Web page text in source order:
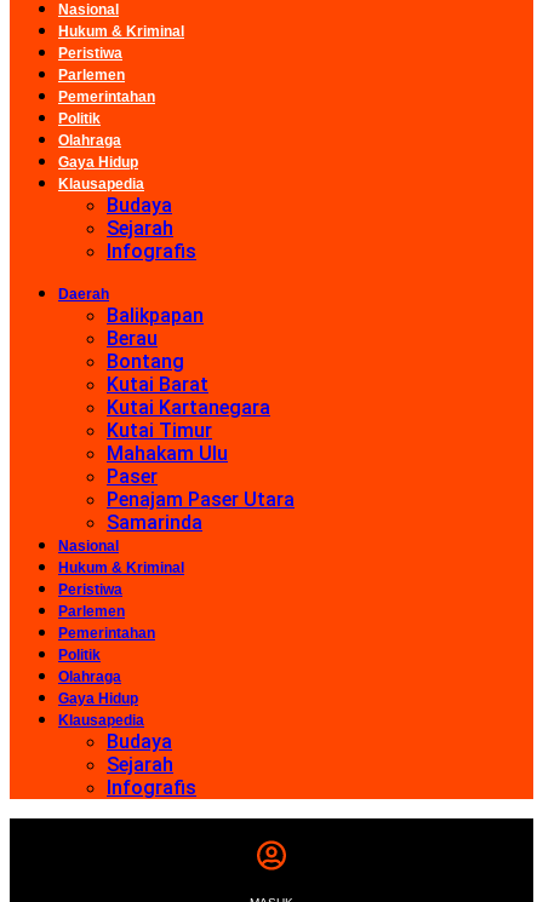
Nasional
Hukum & Kriminal
Peristiwa
Parlemen
Pemerintahan
Politik
Olahraga
Gaya Hidup
Klausapedia
Budaya
Sejarah
Infografis
Daerah
Balikpapan
Berau
Bontang
Kutai Barat
Kutai Kartanegara
Kutai Timur
Mahakam Ulu
Paser
Penajam Paser Utara
Samarinda
Nasional
Hukum & Kriminal
Peristiwa
Parlemen
Pemerintahan
Politik
Olahraga
Gaya Hidup
Klausapedia
Budaya
Sejarah
Infografis